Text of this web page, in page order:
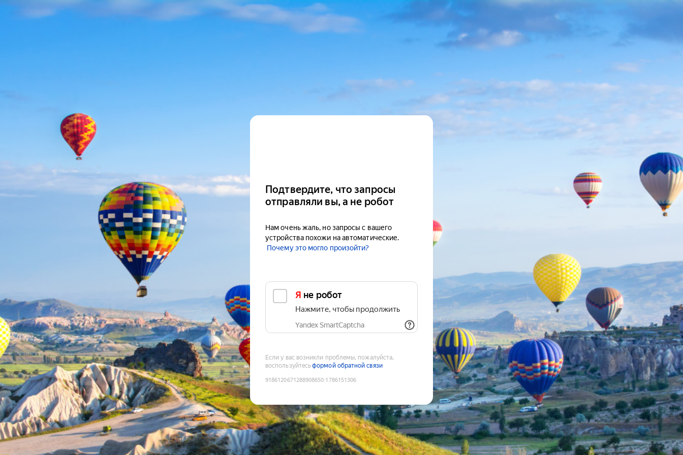
Подтвердите, что запросы
отправляли вы, а не робот
Нам очень жаль, но запросы с вашего
устройства похожи на автоматические.
Почему это могло произойти?
Я не робот
Нажмите, чтобы продолжить
Yandex SmartCaptcha
Если у вас возникли проблемы, пожалуйста,
воспользуйтесьформой обратной связи
9186120671288908650:1786151306